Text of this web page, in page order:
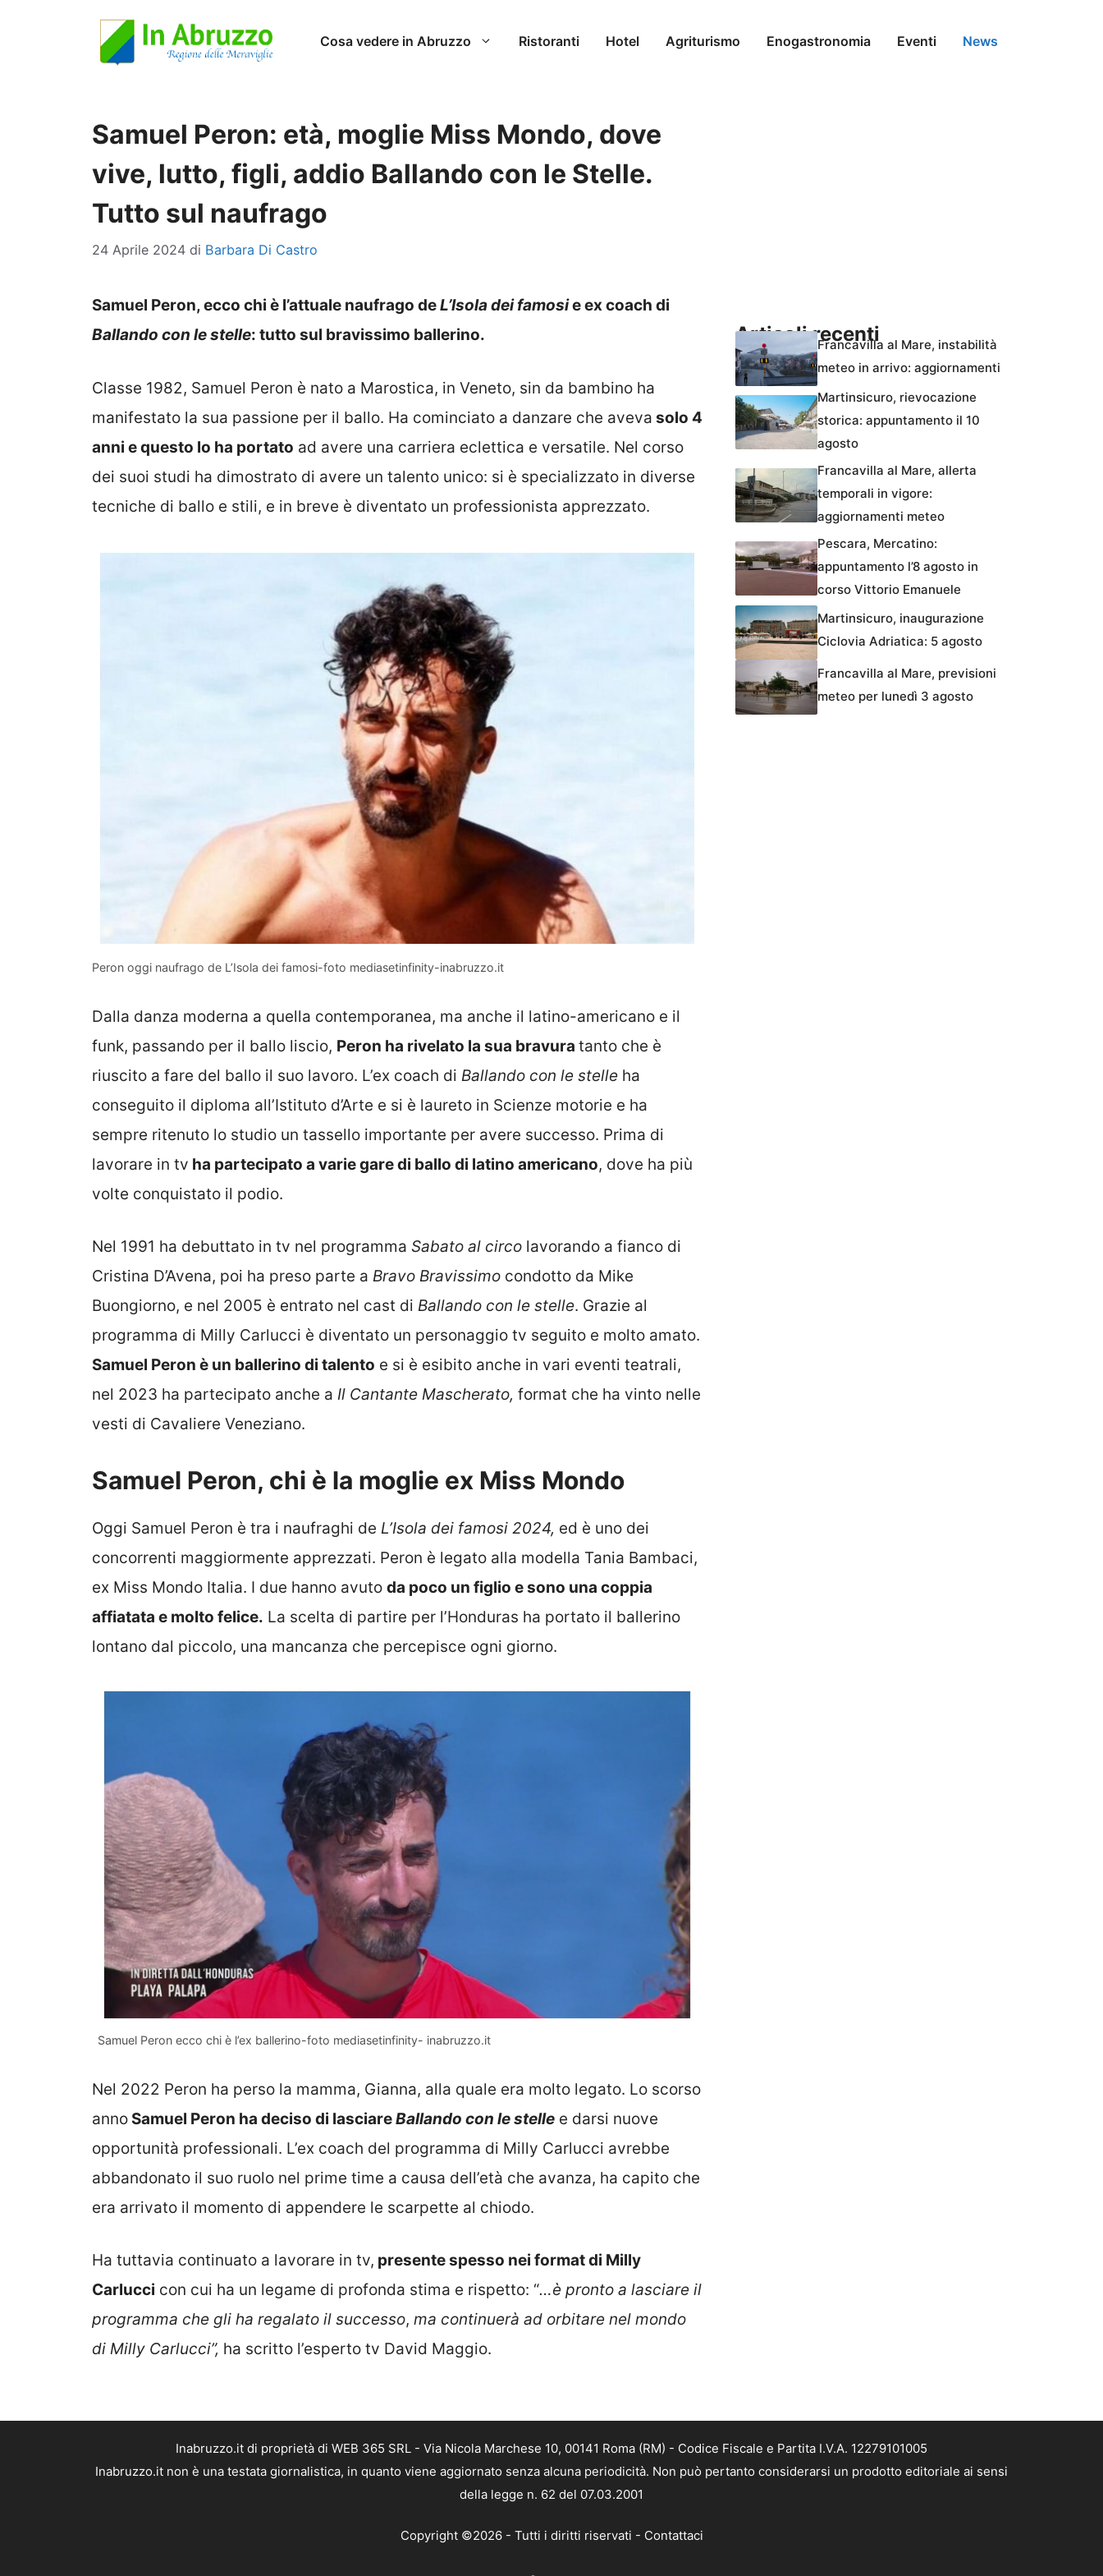
Cosa vedere in Abruzzo Ristoranti Hotel Agriturismo Enogastronomia Eventi News
Samuel Peron: età, moglie Miss Mondo, dove
vive, lutto, figli, addio Ballando con le Stelle.
Tutto sul naufrago
24 Aprile 2024 di Barbara Di Castro
Samuel Peron, ecco chi è l’attuale naufrago deL’Isola dei famosie ex coach di
Ballando con le stelle: tutto sul bravissimo ballerino.
Classe 1982, Samuel Peron è nato a Marostica, in Veneto, sin da bambino ha
manifestato la sua passione per il ballo. Ha cominciato a danzare che aveva solo 4
anni e questo lo ha portato ad avere una carriera eclettica e versatile. Nel corso
dei suoi studi ha dimostrato di avere un talento unico: si è specializzato in diverse
tecniche di ballo e stili, e in breve è diventato un professionista apprezzato.
Peron oggi naufrago de L’Isola dei famosi-foto mediasetinfinity-inabruzzo.it
Dalla danza moderna a quella contemporanea, ma anche il latino-americano e il
funk, passando per il ballo liscio, Peron ha rivelato la sua bravura tanto che è
riuscito a fare del ballo il suo lavoro. L’ex coach di Ballando con le stelle ha
conseguito il diploma all’Istituto d’Arte e si è laureto in Scienze motorie e ha
sempre ritenuto lo studio un tassello importante per avere successo. Prima di
lavorare in tv ha partecipato a varie gare di ballo di latino americano, dove ha più
volte conquistato il podio.
Nel 1991 ha debuttato in tv nel programma Sabato al circo lavorando a fianco di
Cristina D’Avena, poi ha preso parte a Bravo Bravissimo condotto da Mike
Buongiorno, e nel 2005 è entrato nel cast di Ballando con le stelle. Grazie al
programma di Milly Carlucci è diventato un personaggio tv seguito e molto amato.
Samuel Peron è un ballerino di talento e si è esibito anche in vari eventi teatrali,
nel 2023 ha partecipato anche a Il Cantante Mascherato, format che ha vinto nelle
vesti di Cavaliere Veneziano.
Samuel Peron, chi è la moglie ex Miss Mondo
Oggi Samuel Peron è tra i naufraghi de L’Isola dei famosi 2024, ed è uno dei
concorrenti maggiormente apprezzati. Peron è legato alla modella Tania Bambaci,
ex Miss Mondo Italia. I due hanno avuto da poco un figlio e sono una coppia
affiatata e molto felice. La scelta di partire per l’Honduras ha portato il ballerino
lontano dal piccolo, una mancanza che percepisce ogni giorno.
Samuel Peron ecco chi è l’ex ballerino-foto mediasetinfinity- inabruzzo.it
Nel 2022 Peron ha perso la mamma, Gianna, alla quale era molto legato. Lo scorso
anno Samuel Peron ha deciso di lasciareBallando con le stelle e darsi nuove
opportunità professionali. L’ex coach del programma di Milly Carlucci avrebbe
abbandonato il suo ruolo nel prime time a causa dell’età che avanza, ha capito che
era arrivato il momento di appendere le scarpette al chiodo.
Ha tuttavia continuato a lavorare in tv, presente spesso nei format di Milly
Carlucci con cui ha un legame di profonda stima e rispetto: “…è pronto a lasciare il
programma che gli ha regalato il successo, ma continuerà ad orbitare nel mondo
di Milly Carlucci”, ha scritto l’esperto tv David Maggio.
Articoli recentiFrancavilla al Mare, instabilità
meteo in arrivo: aggiornamenti
Martinsicuro, rievocazione
storica: appuntamento il 10
agosto
Francavilla al Mare, allerta
temporali in vigore:
aggiornamenti meteo
Pescara, Mercatino:
appuntamento l’8 agosto in
corso Vittorio Emanuele
Martinsicuro, inaugurazione
Ciclovia Adriatica: 5 agosto
Francavilla al Mare, previsioni
meteo per lunedì 3 agosto
Inabruzzo.it di proprietà di WEB 365 SRL - Via Nicola Marchese 10, 00141 Roma (RM) - Codice Fiscale e Partita I.V.A. 12279101005
Inabruzzo.it non è una testata giornalistica, in quanto viene aggiornato senza alcuna periodicità. Non può pertanto considerarsi un prodotto editoriale ai sensi
della legge n. 62 del 07.03.2001
Copyright ©2026 - Tutti i diritti riservati - Contattaci